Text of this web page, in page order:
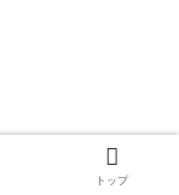
トップ